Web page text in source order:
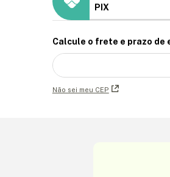
PIX
Calcule o frete e prazo de
Não sei meu CEP